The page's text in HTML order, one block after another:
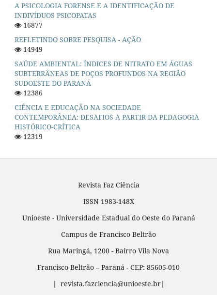
A PSICOLOGIA FORENSE E A IDENTIFICAÇÃO DE
INDIVÍDUOS PSICOPATAS
16877
REFLETINDO SOBRE PESQUISA - AÇÃO
14949
SAÚDE AMBIENTAL: ÍNDICES DE NITRATO EM ÁGUAS
SUBTERRÂNEAS DE POÇOS PROFUNDOS NA REGIÃO
SUDOESTE DO PARANÁ
12386
CIÊNCIA E EDUCAÇÃO NA SOCIEDADE
CONTEMPORÂNEA: DESAFIOS A PARTIR DA PEDAGOGIA
HISTÓRICO-CRÍTICA
12319
Revista Faz Ciência
ISSN 1983-148X
Unioeste - Universidade Estadual do Oeste do Paraná
Campus de Francisco Beltrão
Rua Maringá, 1200 - Bairro Vila Nova
Francisco Beltrão – Paraná - CEP: 85605-010
| revista.fazciencia@unioeste.br|